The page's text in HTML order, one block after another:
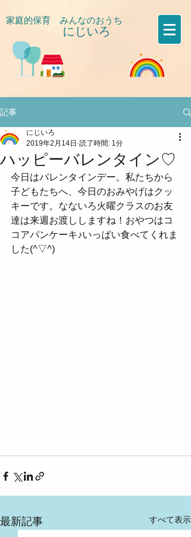
家庭的保育 みんなのおうち
にじいろ
記事
ハッピーバレンタイン♡
にじいろ
2019年2月14日 読了時間: 1分
今日はバレンタインデー。私たちから
子どもたちへ、今日のおみやげはクッ
キーです。なないろ火曜クラスのお友
達は来週お渡ししますね！おやつはコ
コアパンケーキ♪いっぱい食べてくれま
した(^▽^)
最新記事 すべて表示